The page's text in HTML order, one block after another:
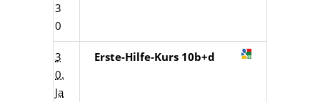
3
0
3
0.
Ja
Erste-Hilfe-Kurs 10b+d